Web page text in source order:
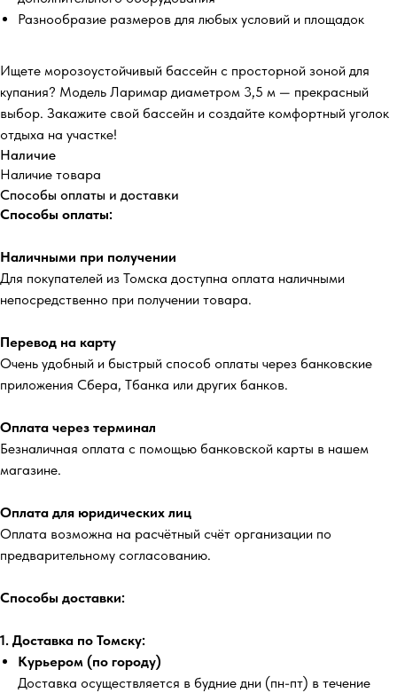
Разнообразие размеров для любых условий и площадок
Ищете морозоустойчивый бассейн с просторной зоной для
купания? Модель Ларимар диаметром 3,5 м — прекрасный
выбор. Закажите свой бассейн и создайте комфортный уголок
отдыха на участке!
Наличие
Наличие товара
Способы оплаты и доставки
Способы оплаты:
Наличными при получении
Для покупателей из Томска доступна оплата наличными
непосредственно при получении товара.
Перевод на карту
Очень удобный и быстрый способ оплаты через банковские
приложения Сбера, Тбанка или других банков.
Оплата через терминал
Безналичная оплата с помощью банковской карты в нашем
магазине.
Оплата для юридических лиц
Оплата возможна на расчётный счёт организации по
предварительному согласованию.
Способы доставки:
1. Доставка по Томску:
Курьером (по городу)
Доставка осуществляется в будние дни (пн-пт) в течение